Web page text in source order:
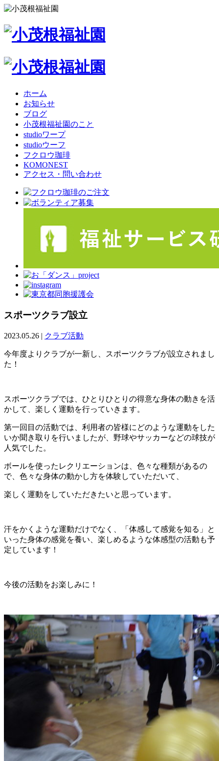
ホーム
お知らせ
ブログ
小茂根福祉園のこと
studioワープ
studioウーフ
フクロウ珈琲
KOMONEST
アクセス・問い合わせ
スポーツクラブ設立
2023.05.26 | クラブ活動
今年度よりクラブが一新し、スポーツクラブが設立されまし
た！
スポーツクラブでは、ひとりひとりの得意な身体の動きを活
かして、楽しく運動を行っていきます。
第一回目の活動では、利用者の皆様にどのような運動をした
いか聞き取りを行いましたが、野球やサッカーなどの球技が
人気でした。
ボールを使ったレクリエーションは、色々な種類があるの
で、色々な身体の動かし方を体験していただいて、
楽しく運動をしていただきたいと思っています。
汗をかくような運動だけでなく、「体感して感覚を知る」と
いった身体の感覚を養い、楽しめるような体感型の活動も予
定しています！
今後の活動をお楽しみに！